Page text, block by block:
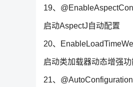
19、
启动AspectJ自动配置
20、
启动类加载器动态增强
21、